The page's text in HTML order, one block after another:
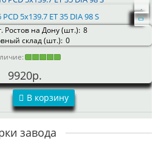
5x139.7 ET 35 DIA 98 S
Ростов на Дону (шт.): 8
склад (шт.): 0
9920р.
В корзину
завода